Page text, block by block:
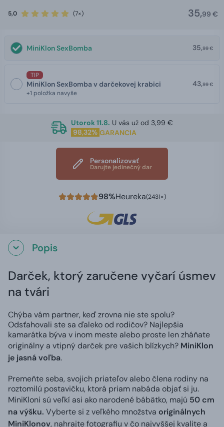
5,0 (7×) 35,99 €
MiniKlon SexBomba 35,99 €
TIP
MiniKlon SexBomba v darčekovej krabici
+1 položka navyše
43,99 €
Utorok 11.8. U vás už od 3,99 €
98,32% GARANCIA
Personalizovať
Darujte jedinečný dar
98%Heureka(2431×)
Popis
Darček, ktorý zaručene vyčarí úsmev
na tvári
Chýba vám partner, keď zrovna nie ste spolu?
Odsťahovali ste sa ďaleko od rodičov? Najlepšia
kamarátka býva v inom meste alebo proste len zháňate
originálny a vtipný darček pre vašich blízkych? MiniKlon
je jasná voľba.
Premeňte seba, svojich priateľov alebo člena rodiny na
roztomilú postavičku, ktorá priam nabáda objať si ju.
MiniKloni sú veľkí asi ako narodené bábätko, majú 50 cm
na výšku. Vyberte si z veľkého množstva originálnych
MiniKlonov, nahrajte fotografiu v čo najvyššej kvalite a